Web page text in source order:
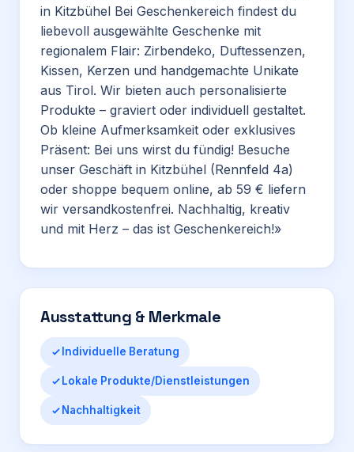
in Kitzbühel Bei Geschenkereich findest du
liebevoll ausgewählte Geschenke mit
regionalem Flair: Zirbendeko, Duftessenzen,
Kissen, Kerzen und handgemachte Unikate
aus Tirol. Wir bieten auch personalisierte
Produkte – graviert oder individuell gestaltet.
Ob kleine Aufmerksamkeit oder exklusives
Präsent: Bei uns wirst du fündig! Besuche
unser Geschäft in Kitzbühel (Rennfeld 4a)
oder shoppe bequem online, ab 59 € liefern
wir versandkostenfrei. Nachhaltig, kreativ
und mit Herz – das ist Geschenkereich!»
Ausstattung & Merkmale
Individuelle Beratung
Lokale Produkte/Dienstleistungen
Nachhaltigkeit